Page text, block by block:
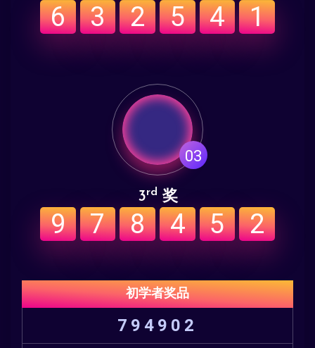
6 3 2 5 4 1
03
3rd 奖
9 7 8 4 5 2
初学者奖品
794902